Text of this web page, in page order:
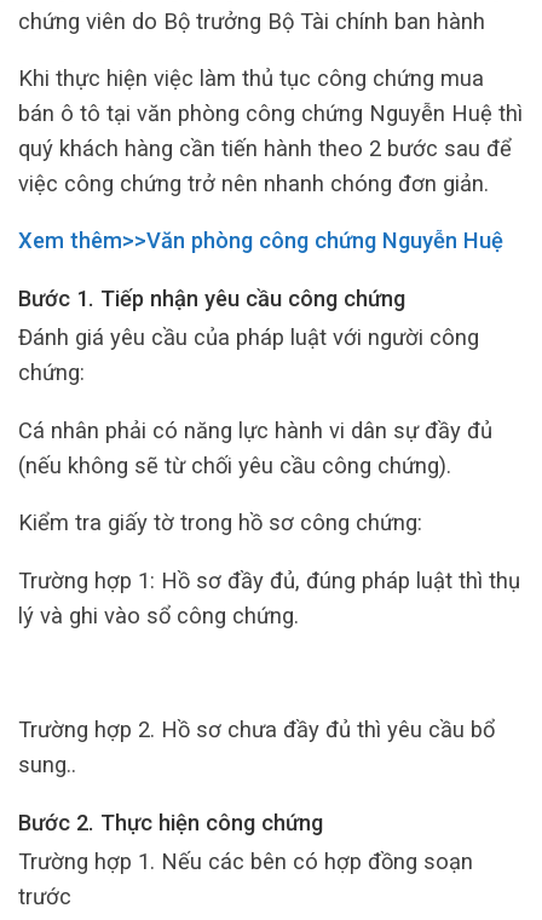
chứng viên do Bộ trưởng Bộ Tài chính ban hành
Khi thực hiện việc làm thủ tục công chứng mua
bán ô tô tại văn phòng công chứng Nguyễn Huệ thì
quý khách hàng cần tiến hành theo 2 bước sau để
việc công chứng trở nên nhanh chóng đơn giản.
Xem thêm>>Văn phòng công chứng Nguyễn Huệ
Bước 1. Tiếp nhận yêu cầu công chứng
Đánh giá yêu cầu của pháp luật với người công
chứng:
Cá nhân phải có năng lực hành vi dân sự đầy đủ
(nếu không sẽ từ chối yêu cầu công chứng).
Kiểm tra giấy tờ trong hồ sơ công chứng:
Trường hợp 1: Hồ sơ đầy đủ, đúng pháp luật thì thụ
lý và ghi vào sổ công chứng.
Trường hợp 2. Hồ sơ chưa đầy đủ thì yêu cầu bổ
sung..
Bước 2. Thực hiện công chứng
Trường hợp 1. Nếu các bên có hợp đồng soạn
trước